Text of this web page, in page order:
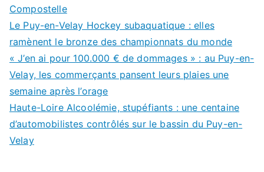
Compostelle
Le Puy-en-Velay Hockey subaquatique : elles
ramènent le bronze des championnats du monde
« J’en ai pour 100.000 € de dommages » : au Puy-en-
Velay, les commerçants pansent leurs plaies une
semaine après l’orage
Haute-Loire Alcoolémie, stupéfiants : une centaine
d’automobilistes contrôlés sur le bassin du Puy-en-
Velay